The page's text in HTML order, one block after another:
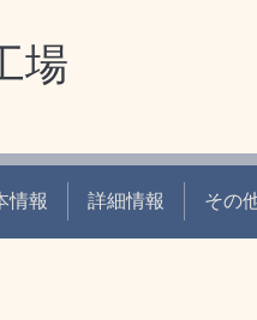
場
情報 詳細情報 その